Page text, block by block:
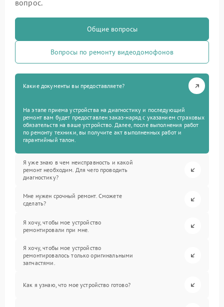
вопрос.
Общие вопросы
Вопросы по ремонту видеодомофонов
Какие документы вы предоставляете?
На этапе приема устройства на диагностику и последующий
ремонт вам будет предоставлен заказ-наряд с указанием страховых
обязательств на ваше устройство. Далее, после выполнения работ
по ремонту техники, вы получите акт выполненных работ и
гарантийный талон.
Я уже знаю в чем неисправность и какой
ремонт необходим. Для чего проводить
диагностику?
Мне нужен срочный ремонт. Сможете
сделать?
Я хочу, чтобы мое устройство
ремонтировали при мне.
Я хочу, чтобы мое устройство
ремонтировалось только оригинальными
запчастями.
Как я узнаю, что мое устройство готово?